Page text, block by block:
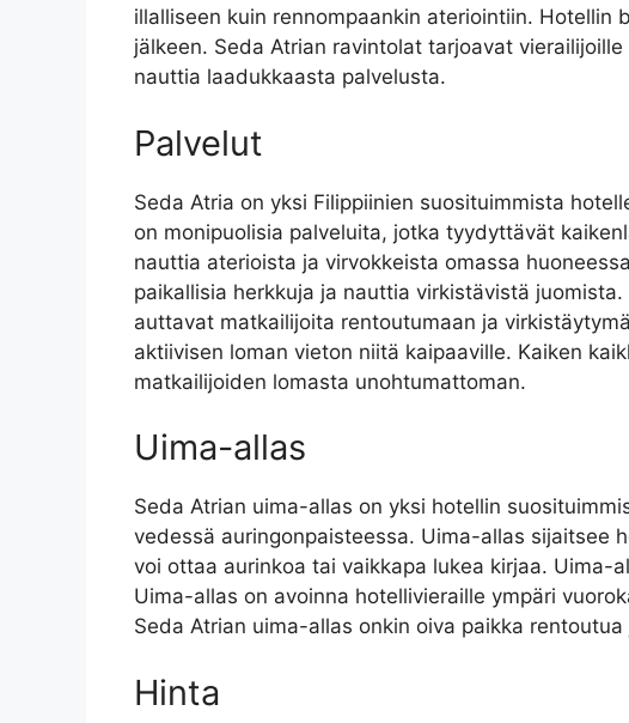
illalliseen kuin rennompaankin ateriointiin.
jälkeen. Seda Atrian ravintolat tarjoavat
nauttia laadukkaasta palvelusta.
Palvelut
Seda Atria on yksi Filippiinien suosituimmista
on monipuolisia palveluita, jotka tyydyttävät
nauttia aterioista ja virvokkeista omassa
paikallisia herkkuja ja nauttia virkistävistä
auttavat matkailijoita rentoutumaan ja
aktiivisen loman vieton niitä kaipaaville. Kaiken
matkailijoiden lomasta unohtumattoman.
Uima-allas
Seda Atrian uima-allas on yksi hotellin
vedessä auringonpaisteessa. Uima-allas sijaitsee
voi ottaa aurinkoa tai vaikkapa lukea kirjaa. Uima-
Uima-allas on avoinna hotellivieraille ympäri
Seda Atrian uima-allas onkin oiva paikka
Hinta